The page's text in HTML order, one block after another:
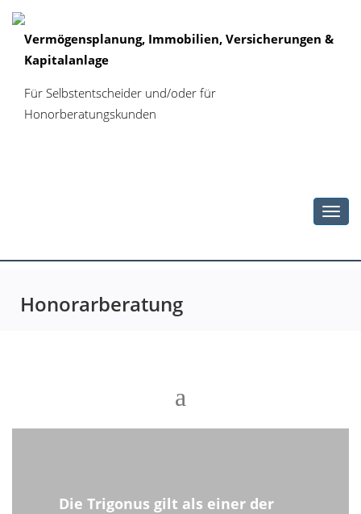
Vermögensplanung, Immobilien, Versicherungen &
Kapitalanlage
Für Selbstentscheider und/oder für
Honorberatungskunden
Honorarberatung
Die Trigonus gilt als einer der